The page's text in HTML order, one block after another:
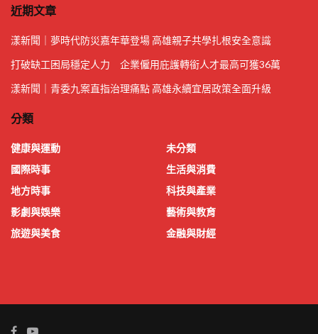
近期文章
漾新聞｜夢時代防災嘉年華登場 高雄親子共學扎根安全意識
打破缺工困局穩定人力 企業僱用庇護轉銜人才最高可獲36萬
漾新聞｜青委九案直指治理痛點 高雄永續宜居政策全面升級
分類
健康與運動
國際時事
地方時事
影劇與娛樂
旅遊與美食
未分類
生活與消費
科技與產業
藝術與教育
金融與財經